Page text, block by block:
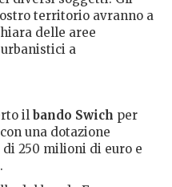
territorio avranno a
delle aree
a
il bando Swich per
una dotazione
250 milioni di euro e